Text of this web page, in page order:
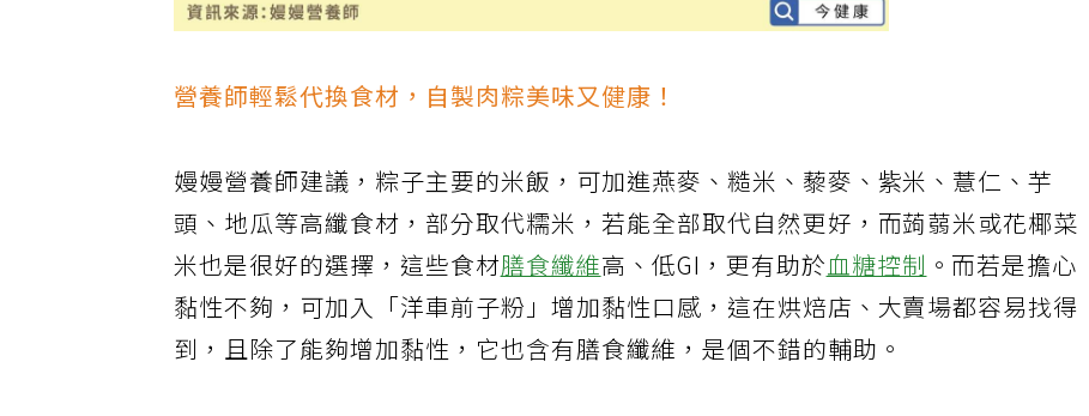
營養師輕鬆代換食材，自製肉粽美味又健康！
嫚嫚營養師建議，粽子主要的米飯，可加進燕麥、糙米、藜麥、紫米、薏仁、芋
頭、地瓜等高纖食材，部分取代糯米，若能全部取代自然更好，而蒟蒻米或花椰菜
米也是很好的選擇，這些食材膳食纖維高、低GI，更有助於血糖控制 。而若是擔心
黏性不夠，可加入「洋車前子粉」增加黏性口感，這在烘焙店、大賣場都容易找得
到，且除了能夠增加黏性，它也含有膳食纖維，是個不錯的輔助。